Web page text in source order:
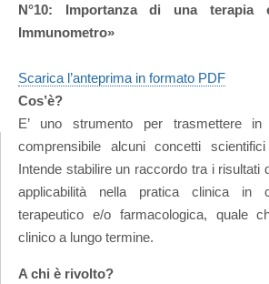
N°10: Importanza di una terapia
Immunometro»
Scarica l’anteprima in formato PDF
Cos’è?
E’ uno strumento per trasmettere
comprensibile alcuni concetti
Intende stabilire un raccordo tra i risultati
applicabilità nella pratica clinica in
terapeutico e/o farmacologica, quale
clinico a lungo termine.
A chi è rivolto?